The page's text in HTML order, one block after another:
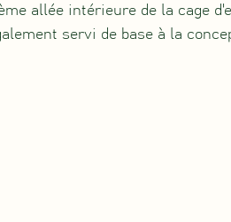
allée intérieure de la cage
servi de base à la